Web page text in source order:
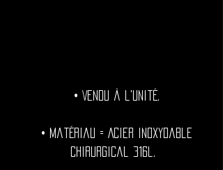
• Vendu à l'unité.
• Matériau = Acier inoxydable
chirurgical 316l.